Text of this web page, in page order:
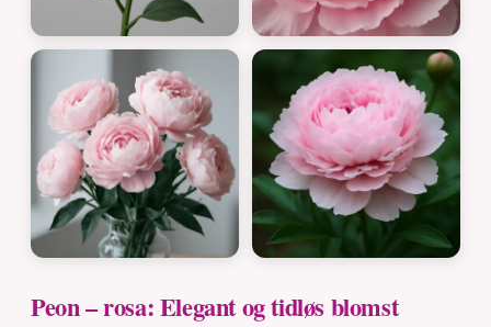
Peon – rosa: Elegant og tidløs blomst